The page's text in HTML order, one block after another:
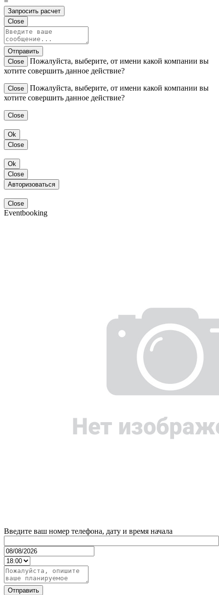
Запросить расчет
Close
Отправить
Close
Пожалуйста, выберите, от имени какой компании вы
хотите совершить данное действие?
Close
Пожалуйста, выберите, от имени какой компании вы
хотите совершить данное действие?
Close
Ok
Close
Ok
Close
Авторизоваться
Close
Eventbooking
Введите ваш номер телефона, дату и время начала
Отправить